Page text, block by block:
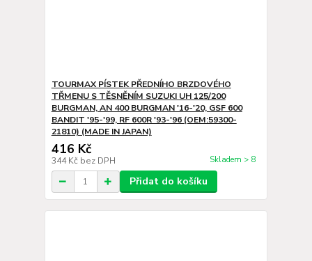
TOURMAX PÍSTEK PŘEDNÍHO BRZDOVÉHO
TŘMENU S TĚSNĚNÍM SUZUKI UH 125/200
BURGMAN, AN 400 BURGMAN '16-'20, GSF 600
BANDIT '95-'99, RF 600R '93-'96 (OEM:59300-
21810) (MADE IN JAPAN)
416 Kč
344 Kč bez DPH Skladem > 8
Přidat do košíku